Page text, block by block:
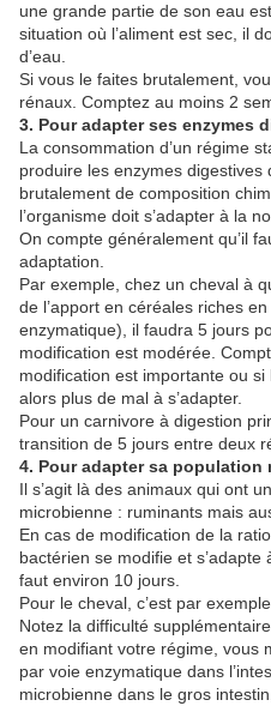
une grande partie de son eau
situation où l’aliment est sec, il
d’eau.
Si vous le faites brutalement,
rénaux. Comptez au moins 2
3. Pour adapter ses enzymes
La consommation d’un régime
produire les enzymes digestives
brutalement de composition
l’organisme doit s’adapter à la
On compte généralement qu’il
adaptation.
Par exemple, chez un cheval à
de l’apport en céréales riches
enzymatique), il faudra 5 jours
modification est modérée.
modification est importante ou
alors plus de mal à s’adapter.
Pour un carnivore à digestion
transition de 5 jours entre deux
4. Pour adapter sa population
Il s’agit là des animaux qui ont
microbienne : ruminants mais
En cas de modification de la
bactérien se modifie et
faut environ 10 jours.
Pour le cheval, c’est par
Notez la difficulté
en modifiant votre régime, vous
par voie enzymatique dans
microbienne dans le gros